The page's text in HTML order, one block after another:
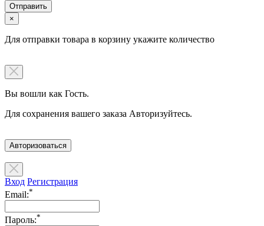
×
Для отправки товара в корзину укажите количество
Вы вошли как Гость.
Для сохранения вашего заказа Авторизуйтесь.
Авторизоваться
Вход Регистрация
Email:*
Пароль:*